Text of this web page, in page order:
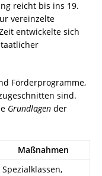
reicht bis ins 19.
vereinzelte
entwickelte sich
Förderprogramme,
sind.
Grundlagen der
Maßnahmen
Spezialklassen,